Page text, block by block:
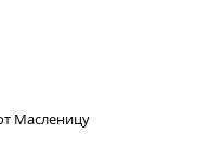
Масленицу